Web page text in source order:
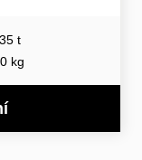
t
kg